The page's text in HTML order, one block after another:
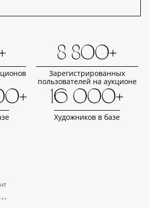
8 800+
Зарегистрированных
пользователей на аукционе
16 000+
Художников в базе